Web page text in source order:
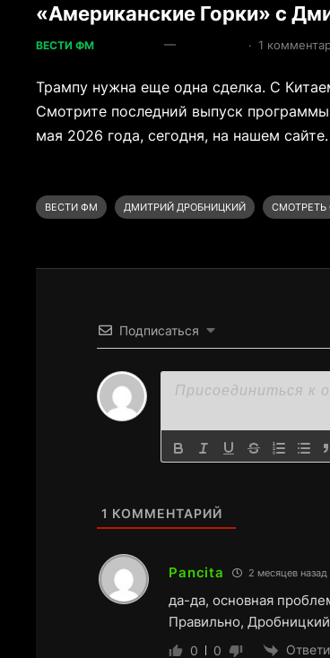
«Американские Горки» с
ВЕСТИ ФМ — · 1
Трампу нужна еще одна сделка. С
Смотрите последний выпуск
мая 2026 года, сегодня, на нашем сайте.
ВЕСТИ ФМ
ДМИТРИЙ ДРОБНИЦКИЙ СМОТРЕТЬ
Подписаться
1 КОММЕНТАРИЙ
Pancita 2 месяцев назад
да-да, основная
Правильно,
0 0